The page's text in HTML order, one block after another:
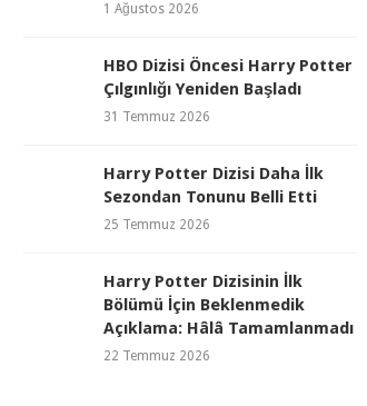
1 Ağustos 2026
HBO Dizisi Öncesi Harry Potter
Çılgınlığı Yeniden Başladı
31 Temmuz 2026
Harry Potter Dizisi Daha İlk
Sezondan Tonunu Belli Etti
25 Temmuz 2026
Harry Potter Dizisinin İlk
Bölümü İçin Beklenmedik
Açıklama: Hâlâ Tamamlanmadı
22 Temmuz 2026